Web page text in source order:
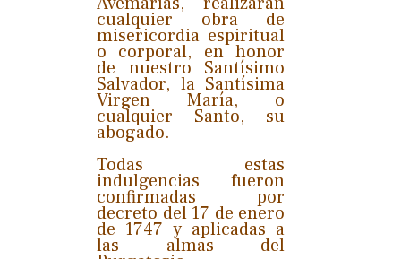
cualquier obra de
misericordia espiritual
o corporal, en honor
de nuestro Santísimo
Salvador, la Santísima
Virgen María, o
cualquier Santo, su
abogado.
Todas estas
indulgencias fueron
confirmadas por
decreto del 17 de enero
de 1747 y aplicadas a
las almas del